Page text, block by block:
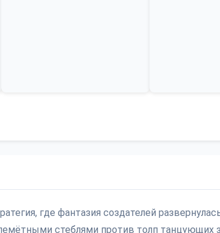
где фантазия создателей
стеблями против толп танцующих